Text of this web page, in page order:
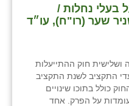
בעלי נחלות /
שער (רו"ח), עו״ד
ושלישית חוק ההתייעלות
התקציב לשנת התקציב
ו 2018), התשע"ז – 2016. החוק כולל בתוכו שינויים
על הפרק. אחד